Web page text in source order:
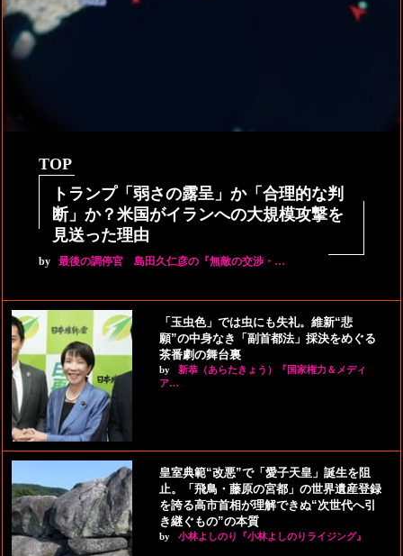
TOP
トランプ「弱さの露呈」か「合理的な判
断」か？米国がイランへの大規模攻撃を
見送った理由
by 最後の調停官 島田久仁彦の『無敵の交渉・…
「玉虫色」では虫にも失礼。維新“悲
願”の中身なき「副首都法」採決をめぐる
茶番劇の舞台裏
by
新恭（あらたきょう）『国家権力＆メディ
ア…
皇室典範“改悪”で「愛子天皇」誕生を阻
止。「飛鳥・藤原の宮都」の世界遺産登録
を誇る高市首相が理解できぬ“次世代へ引
き継ぐもの”の本質
by 小林よしのり『小林よしのりライジング』